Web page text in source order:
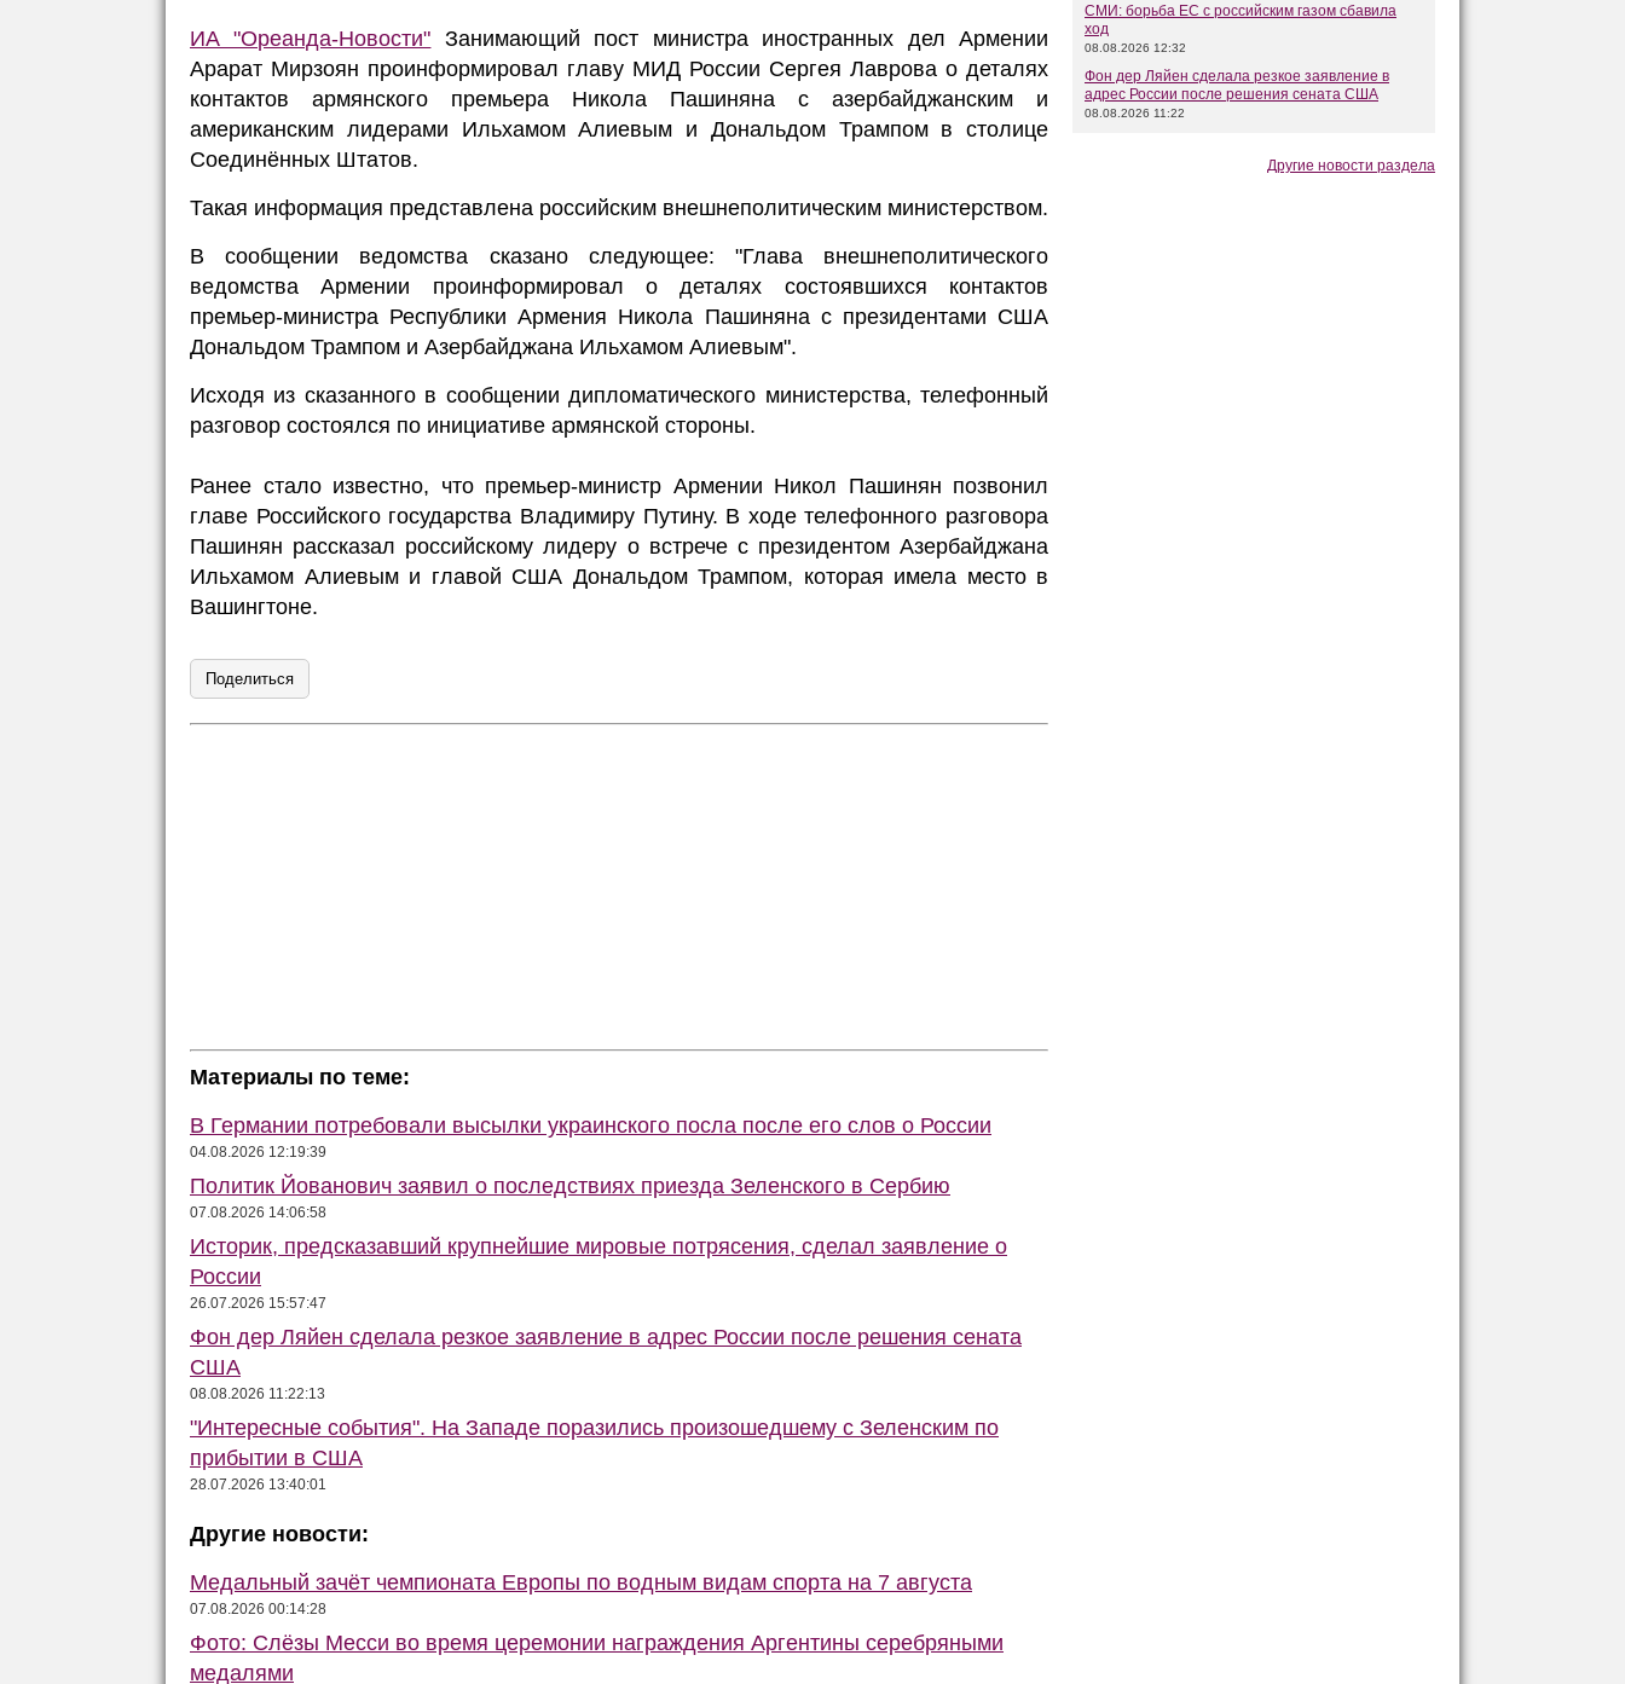
ИА "Ореанда-Новости" Занимающий пост министра иностранных дел Армении
Арарат Мирзоян проинформировал главу МИД России Сергея Лаврова о деталях
контактов армянского премьера Никола Пашиняна с азербайджанским и
американским лидерами Ильхамом Алиевым и Дональдом Трампом в столице
Соединённых Штатов.
Такая информация представлена российским внешнеполитическим министерством.
В сообщении ведомства сказано следующее: "Глава внешнеполитического
ведомства Армении проинформировал о деталях состоявшихся контактов
премьер-министра Республики Армения Никола Пашиняна с президентами США
Дональдом Трампом и Азербайджана Ильхамом Алиевым".
Исходя из сказанного в сообщении дипломатического министерства, телефонный
разговор состоялся по инициативе армянской стороны.
Ранее стало известно, что премьер-министр Армении Никол Пашинян позвонил
главе Российского государства Владимиру Путину. В ходе телефонного разговора
Пашинян рассказал российскому лидеру о встрече с президентом Азербайджана
Ильхамом Алиевым и главой США Дональдом Трампом, которая имела место в
Вашингтоне.
Поделиться
Материалы по теме:
В Германии потребовали высылки украинского посла после его слов о России
04.08.2026 12:19:39
Политик Йованович заявил о последствиях приезда Зеленского в Сербию
07.08.2026 14:06:58
Историк, предсказавший крупнейшие мировые потрясения, сделал заявление о
России
26.07.2026 15:57:47
Фон дер Ляйен сделала резкое заявление в адрес России после решения сената
США
08.08.2026 11:22:13
"Интересные события". На Западе поразились произошедшему с Зеленским по
прибытии в США
28.07.2026 13:40:01
Другие новости:
Медальный зачёт чемпионата Европы по водным видам спорта на 7 августа
07.08.2026 00:14:28
Фото: Слёзы Месси во время церемонии награждения Аргентины серебряными
медалями
СМИ: борьба ЕС с российским газом сбавила
ход
08.08.2026 12:32
Фон дер Ляйен сделала резкое заявление в
адрес России после решения сената США
08.08.2026 11:22
Другие новости раздела